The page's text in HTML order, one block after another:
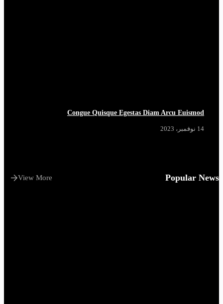
Congue Quisque Egestas Diam Arcu Euismod
14 نوفمبر، 2023
Popular News
View More